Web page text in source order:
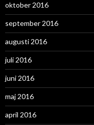
oktober 2016
september 2016
augusti 2016
juli 2016
juni 2016
maj 2016
april 2016